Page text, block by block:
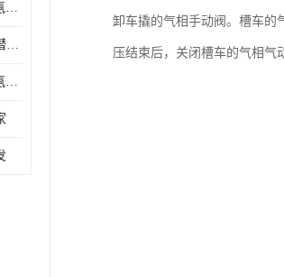
DN100衬四氟材质 兰州液氨鹤管批发商
众邦 液下装卸车可带电动潜油泵 太原液氨鹤管厂商
DN100衬四氟材质 广东液氨鹤管厂商
卸车撬的气相手动阀。槽车的
压结束后，关闭槽车的气相气